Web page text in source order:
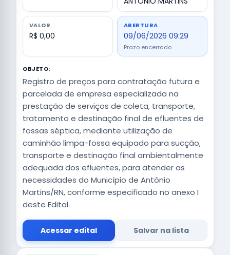
VALOR
R$ 0,00
ABERTURA
09/06/2026 09:29
Prazo encerrado
OBJETO:
Registro de preços para contratação futura e
parcelada de empresa especializada na
prestação de serviços de coleta, transporte,
tratamento e destinação final de efluentes de
fossas séptica, mediante utilização de
caminhão limpa-fossa equipado para sucção,
transporte e destinação final ambientalmente
adequada dos efluentes, para atender as
necessidades do Município de Antônio
Martins/RN, conforme especificado no anexo I
deste Edital.
Acessar edital Salvar na lista